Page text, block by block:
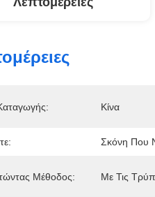
Κίνα
Σκόνη Που
Μέθοδος: Με Τις